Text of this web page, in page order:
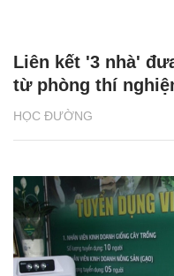
HỌC ĐƯỜNG
Liên kết '3 nhà'
từ phòng thí